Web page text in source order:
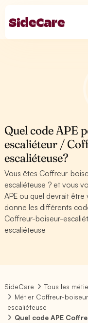
Quel code APE
escaliéteur /
escaliéteuse?
Vous êtes Coffreur-
escaliéteuse ? et vous
APE ou quel devrait
donne les différents
Coffreur-boiseur-
escaliéteuse
SideCare
Tous les
Métier Coffreur-
escaliéteuse
Quel code APE